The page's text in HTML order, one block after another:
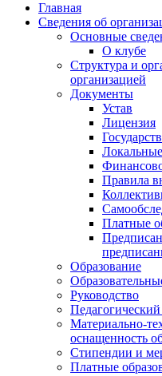
Главная
Сведения об
Основные
О клубе
Структура и
организацией
Документы
Устав
Лицензия
Правила
Платные
Образование
Руководство
Материально-
оснащенность
Стипендии и
Платные